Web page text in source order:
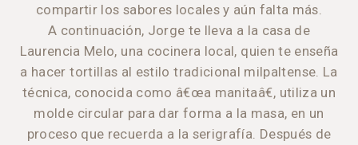
compartir los sabores locales y aún falta más.
A continuación, Jorge te lleva a la casa de
Laurencia Melo, una cocinera local, quien te enseña
a hacer tortillas al estilo tradicional milpaltense. La
técnica, conocida como â€œa manitaâ€, utiliza un
molde circular para dar forma a la masa, en un
proceso que recuerda a la serigrafía. Después de